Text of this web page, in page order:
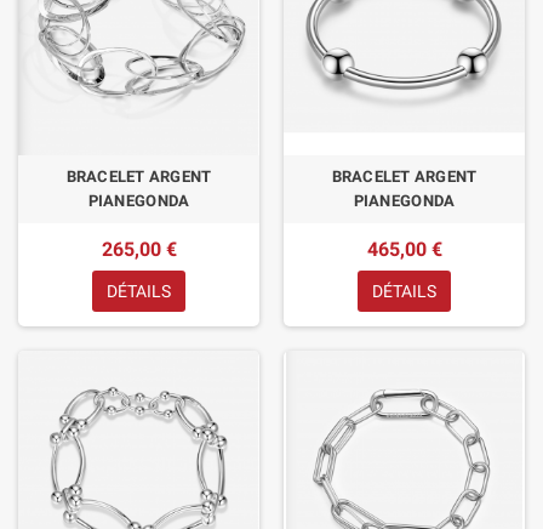
BRACELET ARGENT
PIANEGONDA
265,00 €
DÉTAILS
BRACELET ARGENT
PIANEGONDA
465,00 €
DÉTAILS